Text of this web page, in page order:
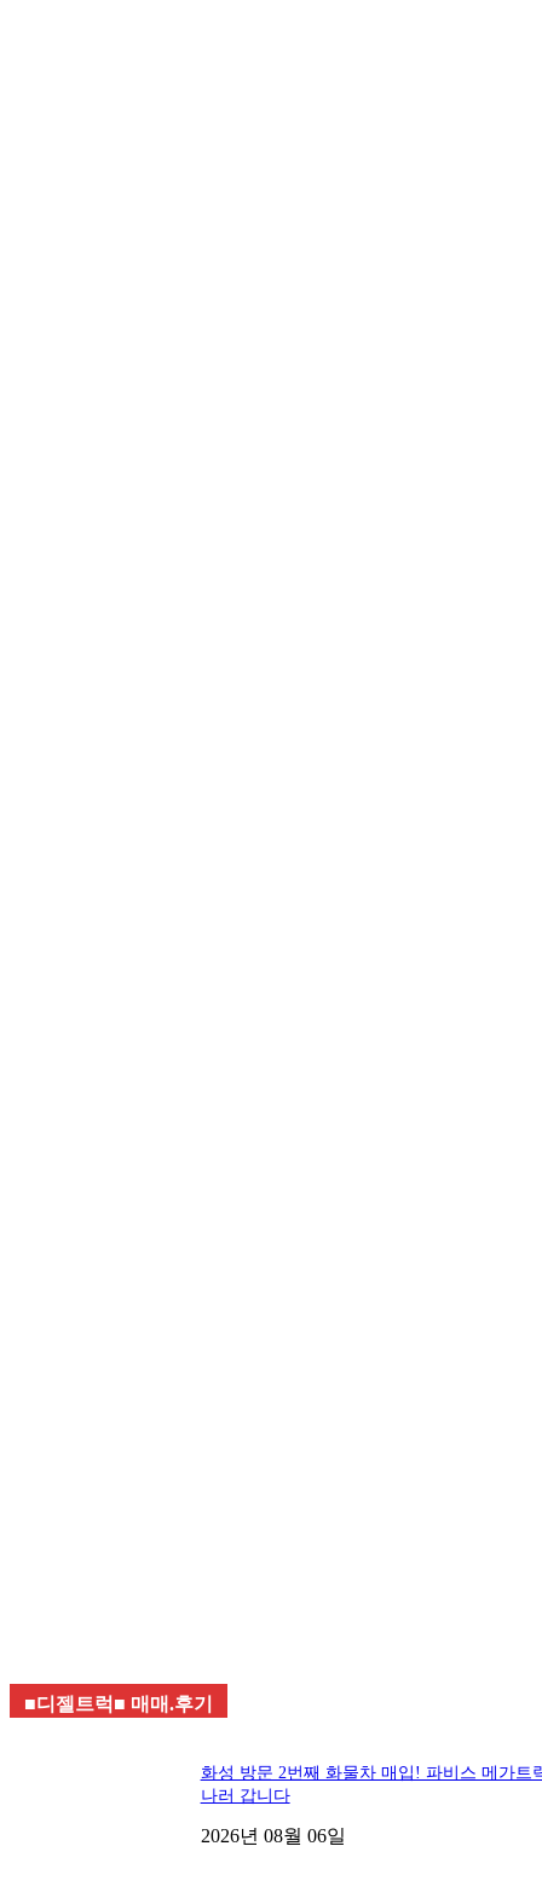
■디젤트럭■ 매매.후기
화성 방문 2번째 화물차 매입! 파비스 메가트
나러 갑니다
2026년 08월 06일